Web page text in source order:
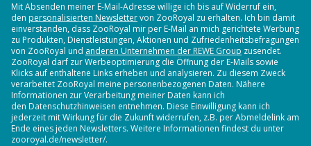
Mit Absenden meiner E-Mail-Adresse willige ich bis auf Widerruf ein,
den personalisierten Newslettervon ZooRoyal zu erhalten. Ich bin damit
einverstanden, dass ZooRoyal mir per E-Mail an mich gerichtete Werbung
zu Produkten, Dienstleistungen, Aktionen und Zufriedenheitsbefragungen
von ZooRoyal und anderen Unternehmen der REWE Group zusendet.
ZooRoyal darf zur Werbeoptimierung die Öffnung der E-Mails sowie
Klicks auf enthaltene Links erheben und analysieren. Zu diesem Zweck
verarbeitet ZooRoyal meine personenbezogenen Daten. Nähere
Informationen zur Verarbeitung meiner Daten kann ich
den Datenschutzhinweisen entnehmen. Diese Einwilligung kann ich
jederzeit mit Wirkung für die Zukunft widerrufen, z.B. per Abmeldelink am
Ende eines jeden Newsletters. Weitere Informationen findest du unter
zooroyal.de/newsletter/.